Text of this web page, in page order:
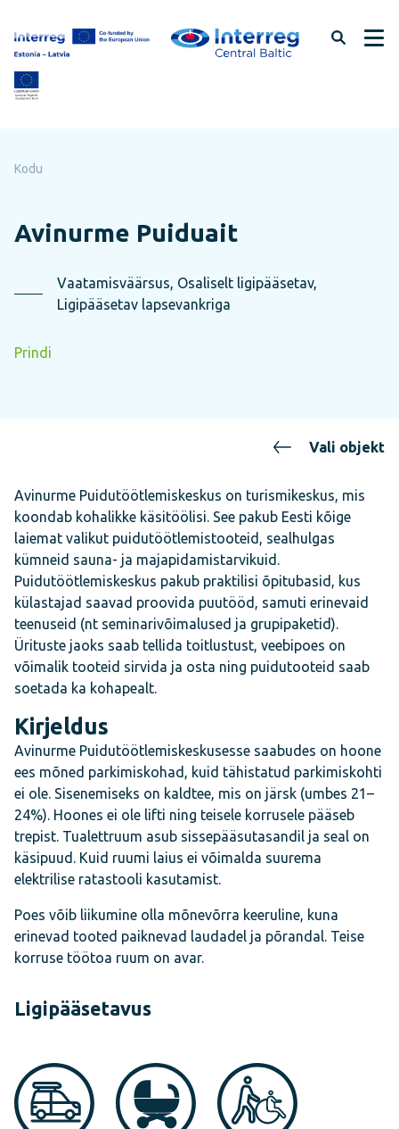
lehe
sisu
vahele
Kodu
Avinurme Puiduait
Vaatamisväärsus, Osaliselt ligipääsetav,
Ligipääsetav lapsevankriga
Prindi
Vali objekt
Avinurme Puidutöötlemiskeskus on turismikeskus, mis
koondab kohalikke käsitöölisi. See pakub Eesti kõige
laiemat valikut puidutöötlemistooteid, sealhulgas
kümneid sauna- ja majapidamistarvikuid.
Puidutöötlemiskeskus pakub praktilisi õpitubasid, kus
külastajad saavad proovida puutööd, samuti erinevaid
teenuseid (nt seminarivõimalused ja grupipaketid).
Ürituste jaoks saab tellida toitlustust, veebipoes on
võimalik tooteid sirvida ja osta ning puidutooteid saab
soetada ka kohapealt.
Kirjeldus
Avinurme Puidutöötlemiskeskusesse saabudes on hoone
ees mõned parkimiskohad, kuid tähistatud parkimiskohti
ei ole. Sisenemiseks on kaldtee, mis on järsk (umbes 21–
24%). Hoones ei ole lifti ning teisele korrusele pääseb
trepist. Tualettruum asub sissepääsutasandil ja seal on
käsipuud. Kuid ruumi laius ei võimalda suurema
elektrilise ratastooli kasutamist.
Poes võib liikumine olla mõnevõrra keeruline, kuna
erinevad tooted paiknevad laudadel ja põrandal. Teise
korruse töötoa ruum on avar.
Ligipääsetavus